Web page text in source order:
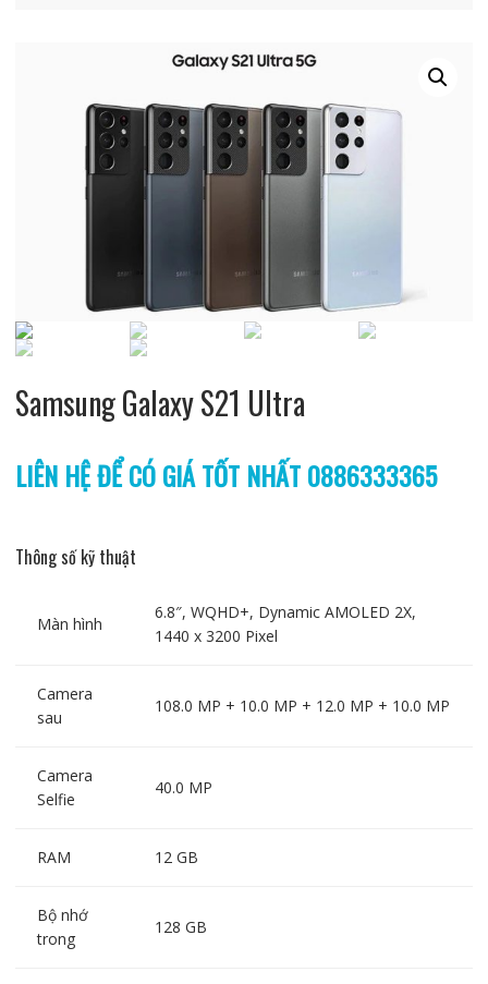
Samsung Galaxy S21 Ultra
LIÊN HỆ ĐỂ CÓ GIÁ TỐT NHẤT 0886333365
Thông số kỹ thuật
Màn hình
6.8″, WQHD+, Dynamic AMOLED 2X,
1440 x 3200 Pixel
Camera
sau
108.0 MP + 10.0 MP + 12.0 MP + 10.0 MP
Camera
Selfie
40.0 MP
RAM 12 GB
Bộ nhớ
trong
128 GB